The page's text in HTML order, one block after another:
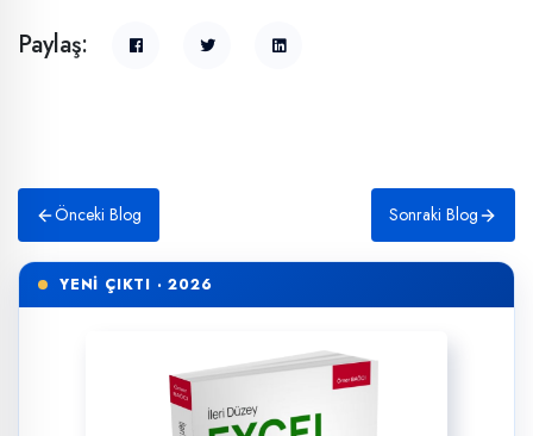
Paylaş:
Önceki Blog Sonraki Blog
YENİ ÇIKTI · 2026